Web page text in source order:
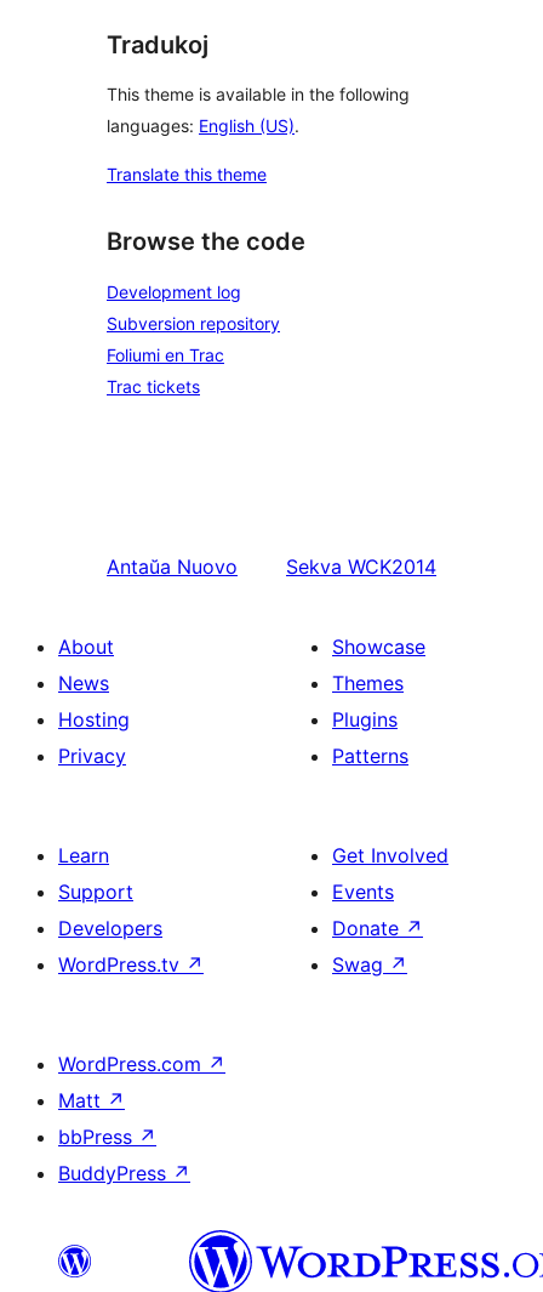
Tradukoj
This theme is available in the following
languages: English (US).
Translate this theme
Browse the code
Development log
Subversion repository
Foliumi en Trac
Trac tickets
Antaŭa Nuovo Sekva WCK2014
About
News
Hosting
Privacy
Showcase
Themes
Plugins
Patterns
Learn
Support
Developers
WordPress.tv ↗
Get Involved
Events
Donate ↗
Swag ↗
WordPress.com ↗
Matt ↗
bbPress ↗
BuddyPress ↗